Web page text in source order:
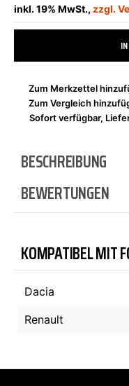
inkl. 19% MwSt., zzgl.
Zum Merkzettel
Zum Vergleich
Sofort verfügbar,
BESCHREIBUNG
BEWERTUNGEN
KOMPATIBEL MIT
Dacia
Renault